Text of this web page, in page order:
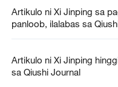
Artikulo ni Xi Jinping sa
panloob, ilalabas sa
Artikulo ni Xi Jinping
sa Qiushi Journal